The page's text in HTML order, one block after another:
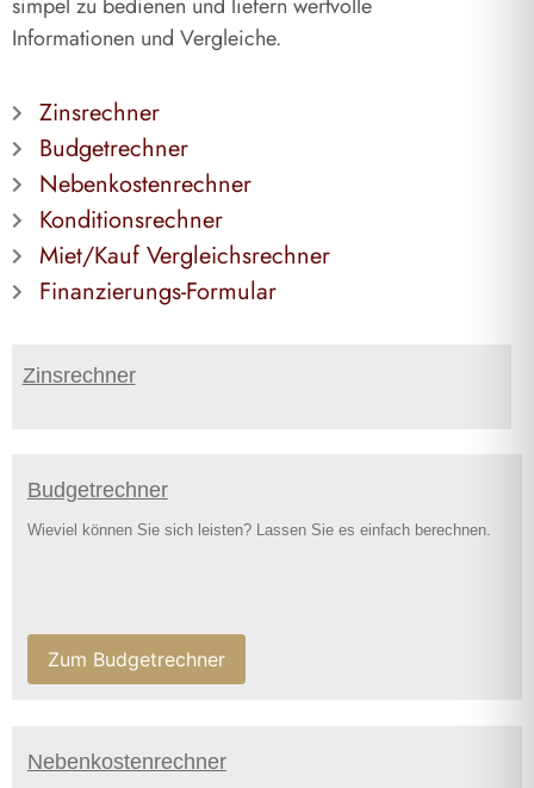
Informationen und Vergleiche.
Zinsrechner
Budgetrechner
Nebenkostenrechner
Konditionsrechner
Miet/Kauf Vergleichsrechner
Finanzierungs-Formular
Zinsrechner
Budgetrechner
Wieviel können Sie sich leisten? Lassen Sie es einfach berechnen.
Zum Budgetrechner
Nebenkostenrechner